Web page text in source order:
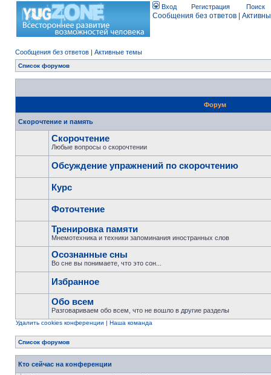
Вход Регистрация Поиск
Сообщения без ответов
Сообщения без ответов | Активные темы
Список форумов
Форум
Скорочтение и память
Скорочтение
Любые вопросы о скорочтении
Обсуждение упражнений по скорочтению
Курс
Фоточтение
Тренировка памяти
Мнемотехника и техники запоминания иностранных слов
Осознанные сны
Во сне вы понимаете, что это сон...
Избранное
Обо всем
Разговариваем обо всем, что не вошло в другие разделы
Удалить cookies конференции | Наша команда
Список форумов
Кто сейчас на конференции